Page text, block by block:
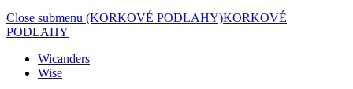
Close submenu (KORKOVÉ PODLAHY)KORKOVÉ
PODLAHY
Wicanders
Wise